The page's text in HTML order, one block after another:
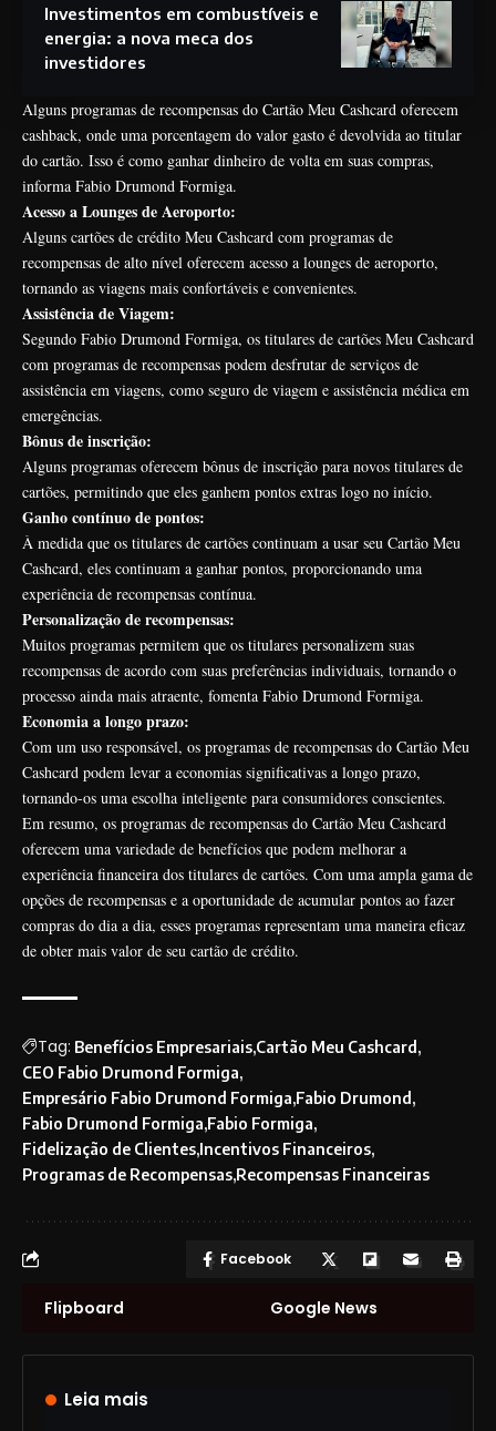
Investimentos em combustíveis e
energia: a nova meca dos
investidores
Alguns programas de recompensas do Cartão Meu Cashcard oferecem
cashback, onde uma porcentagem do valor gasto é devolvida ao titular
do cartão. Isso é como ganhar dinheiro de volta em suas compras,
informa Fabio Drumond Formiga.
Acesso a Lounges de Aeroporto:
Alguns cartões de crédito Meu Cashcard com programas de
recompensas de alto nível oferecem acesso a lounges de aeroporto,
tornando as viagens mais confortáveis e convenientes.
Assistência de Viagem:
Segundo Fabio Drumond Formiga, os titulares de cartões Meu Cashcard
com programas de recompensas podem desfrutar de serviços de
assistência em viagens, como seguro de viagem e assistência médica em
emergências.
Bônus de inscrição:
Alguns programas oferecem bônus de inscrição para novos titulares de
cartões, permitindo que eles ganhem pontos extras logo no início.
Ganho contínuo de pontos:
À medida que os titulares de cartões continuam a usar seu Cartão Meu
Cashcard, eles continuam a ganhar pontos, proporcionando uma
experiência de recompensas contínua.
Personalização de recompensas:
Muitos programas permitem que os titulares personalizem suas
recompensas de acordo com suas preferências individuais, tornando o
processo ainda mais atraente, fomenta Fabio Drumond Formiga.
Economia a longo prazo:
Com um uso responsável, os programas de recompensas do Cartão Meu
Cashcard podem levar a economias significativas a longo prazo,
tornando-os uma escolha inteligente para consumidores conscientes.
Em resumo, os programas de recompensas do Cartão Meu Cashcard
oferecem uma variedade de benefícios que podem melhorar a
experiência financeira dos titulares de cartões. Com uma ampla gama de
opções de recompensas e a oportunidade de acumular pontos ao fazer
compras do dia a dia, esses programas representam uma maneira eficaz
de obter mais valor de seu cartão de crédito.
Tag: Benefícios Empresariais Cartão Meu Cashcard
CEO Fabio Drumond Formiga
Empresário Fabio Drumond Formiga Fabio Drumond
Fabio Drumond Formiga Fabio Formiga
Fidelização de Clientes Incentivos Financeiros
Programas de Recompensas Recompensas Financeiras
Facebook
Flipboard Google News
Leia mais